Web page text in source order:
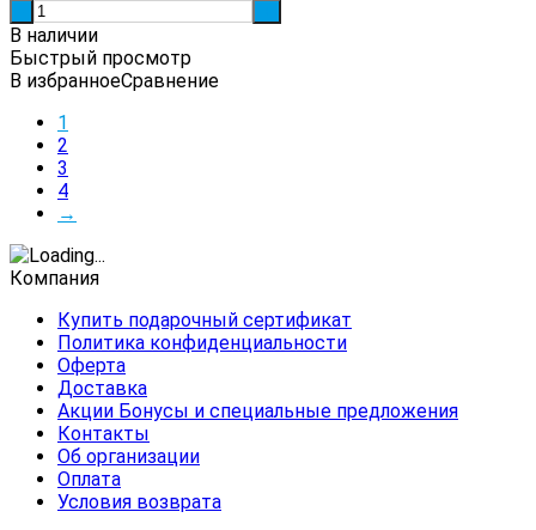
В наличии
Быстрый просмотр
В избранноеСравнение
1
2
3
4
→
Компания
Купить подарочный сертификат
Политика конфиденциальности
Оферта
Доставка
Акции Бонусы и специальные предложения
Контакты
Об организации
Оплата
Условия возврата